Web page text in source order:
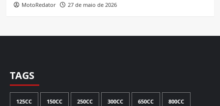
MotoRedator 27 de maio de 2026
TAGS
125CC 150CC 250CC 300CC 650CC 800CC